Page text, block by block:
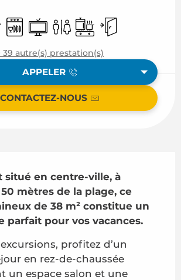
Lave vaisselle
Télévision
ToilettesPlaque de cuisson
Entrée
39 autre(s) prestation(s)
APPELER
CONTACTEZ-NOUS
situé en centre-ville, à
mètres de la plage, ce
de 38 m² constitue un
parfait pour vos vacances.
profitez d’un
en rez-de-chaussée
un espace salon et une